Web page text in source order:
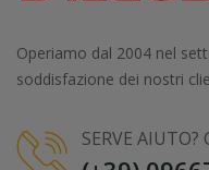
Operiamo dal 2004 nel
soddisfazione dei nostri
SERVE